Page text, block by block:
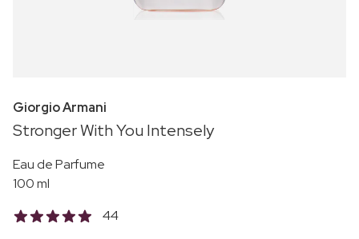
Giorgio Armani
Stronger With You Intensely
Eau de Parfume
100 ml
44